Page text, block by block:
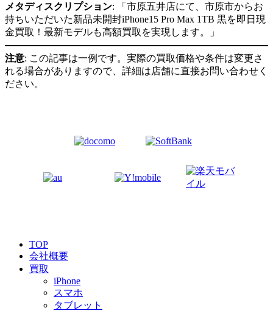
メタディスクリプション: 「市原五井店にて、市原市からお
持ちいただいた新品未開封iPhone15 Pro Max 1TB 黒を即日現
金買取！最新モデルも高額買取を実現します。」
注意: この記事は一例です。実際の買取価格や条件は変更さ
れる場合がありますので、詳細は店舗に直接お問い合わせく
ださい。
TOP
会社概要
買取
iPhone
スマホ
タブレット